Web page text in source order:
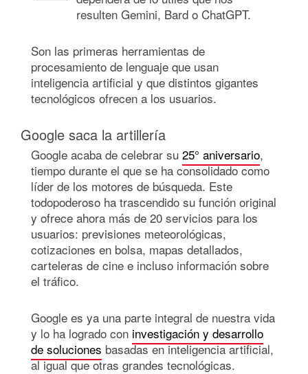
resulten Gemini, Bard o ChatGPT.
Son las primeras herramientas de
procesamiento de lenguaje que usan
inteligencia artificial y que distintos gigantes
tecnológicos ofrecen a los usuarios.
Google saca la artillería
Google acaba de celebrar su 25° aniversario,
tiempo durante el que se ha consolidado como
líder de los motores de búsqueda. Este
todopoderoso ha trascendido su función original
y ofrece ahora más de 20 servicios para los
usuarios: previsiones meteorológicas,
cotizaciones en bolsa, mapas detallados,
carteleras de cine e incluso información sobre
el tráfico.
Google es ya una parte integral de nuestra vida
y lo ha logrado con investigación y desarrollo
de soluciones basadas en inteligencia artificial,
al igual que otras grandes tecnológicas.